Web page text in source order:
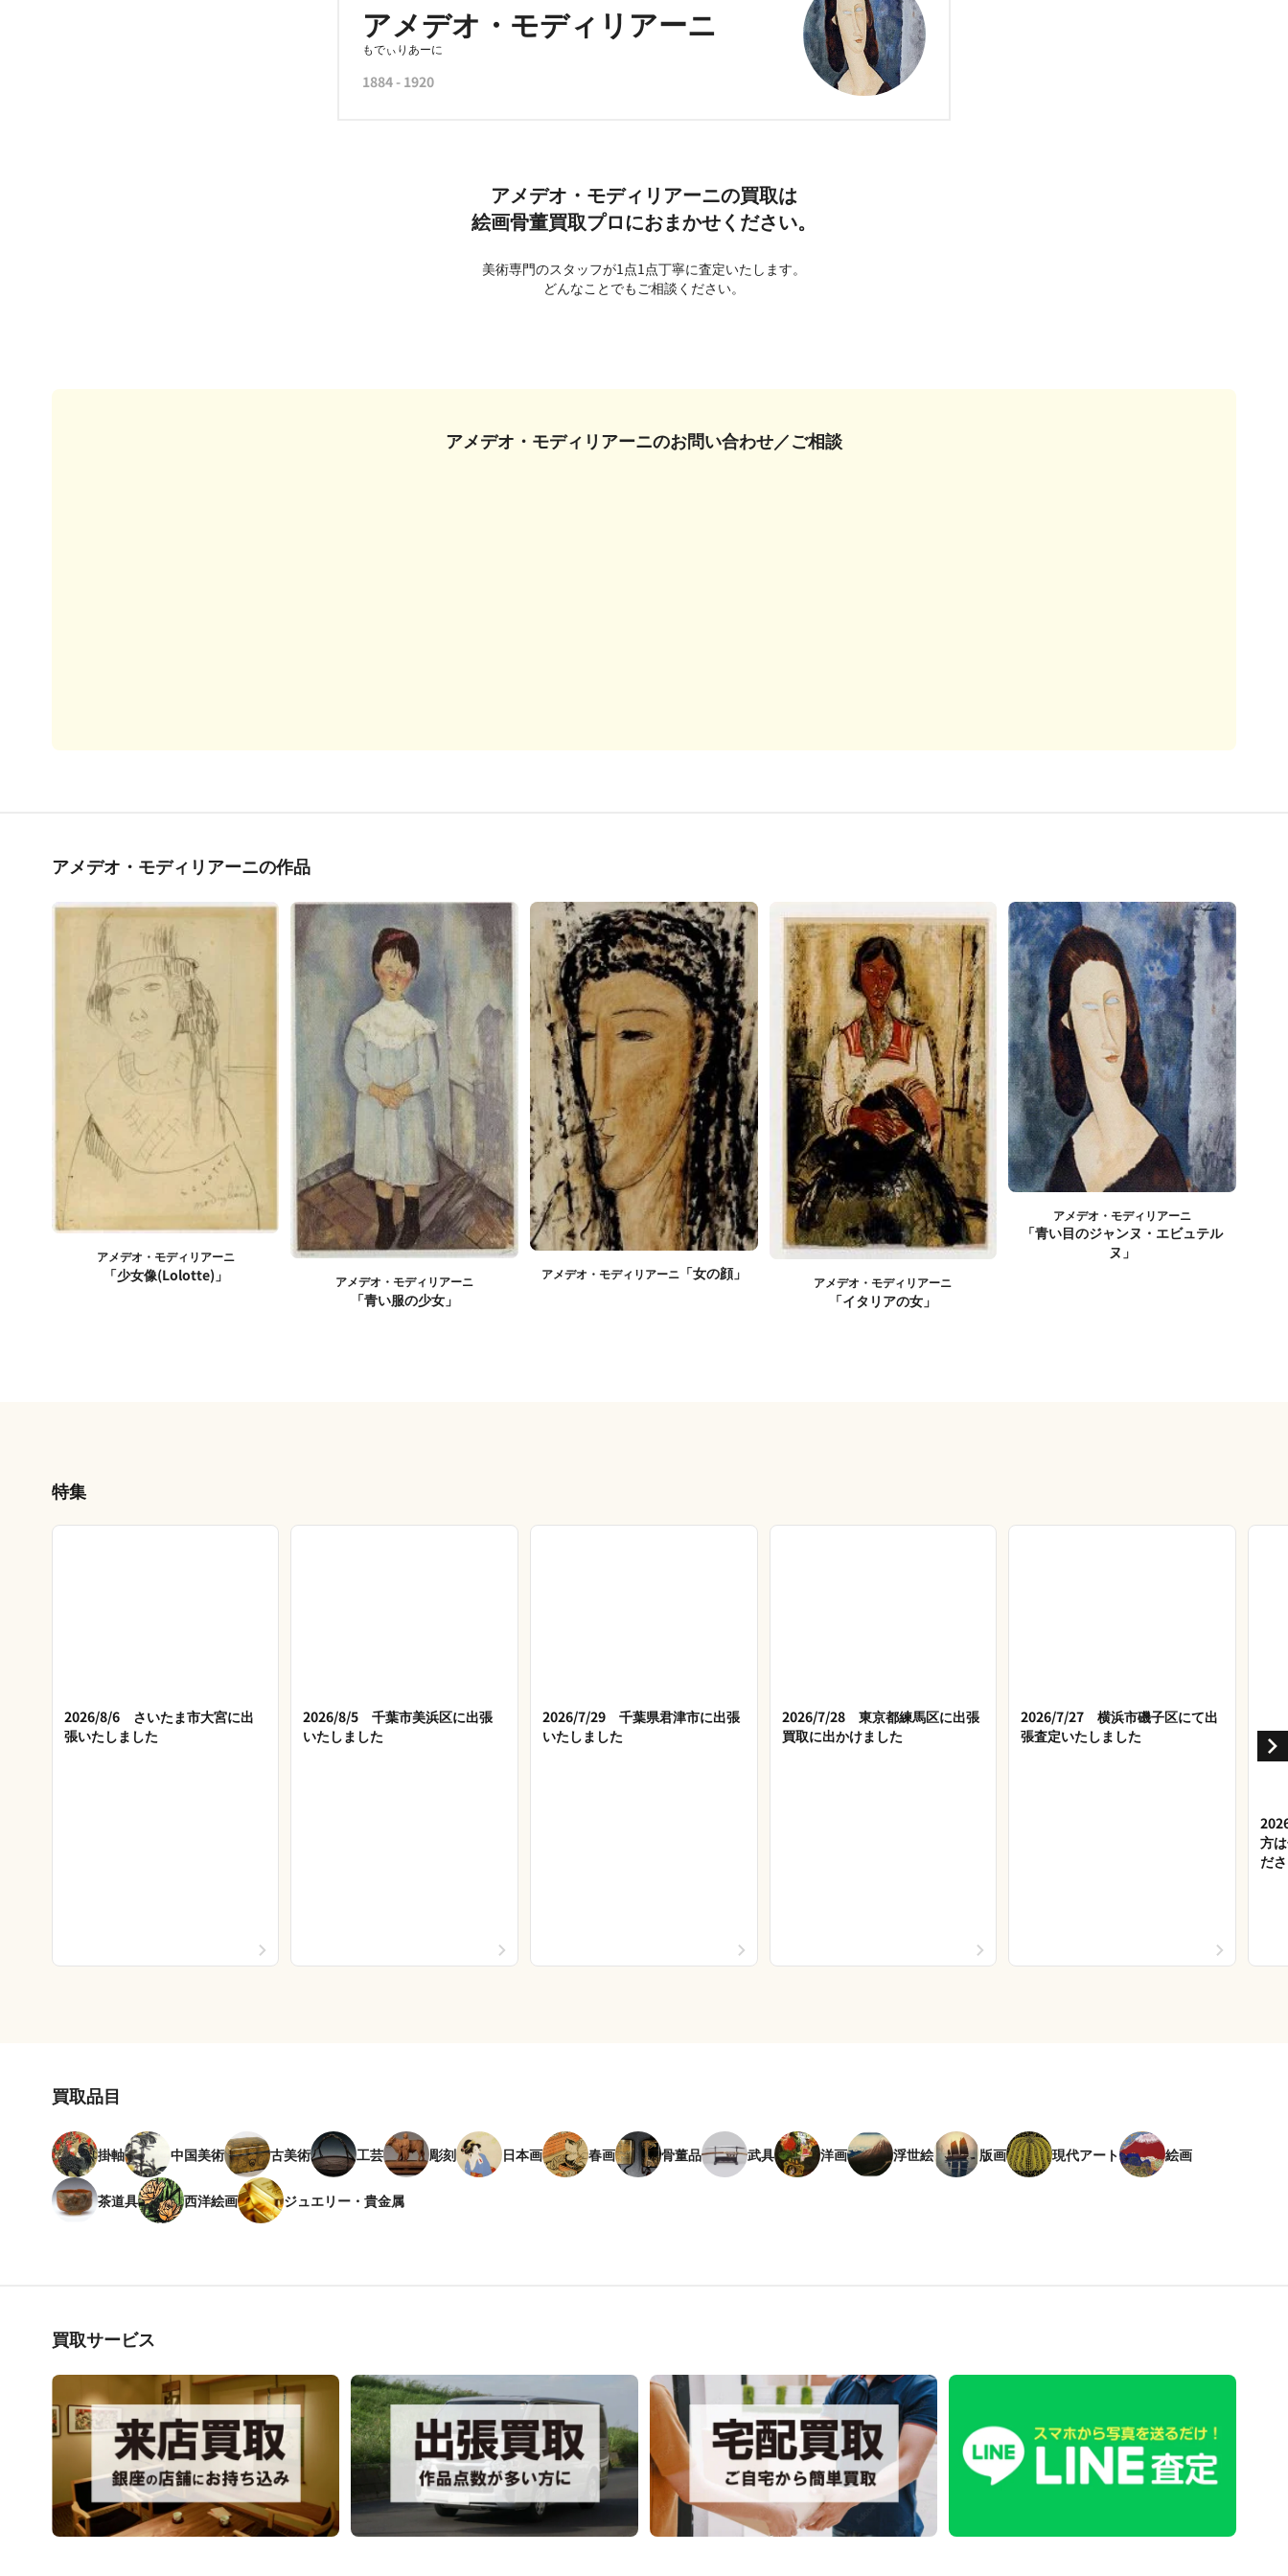
アメデオ・モディリアーニ
もでぃりあーに
1884 - 1920
アメデオ・モディリアーニの買取は
絵画骨董買取プロにおまかせください。
美術専門のスタッフが1点1点丁寧に査定いたします。
どんなことでもご相談ください。
アメデオ・モディリアーニのお問い合わせ／ご相談
アメデオ・モディリアーニの作品
アメデオ・モディリアーニ
「少女像(Lolotte)」 アメデオ・モディリアーニ
「青い服の少女」
アメデオ・モディリアーニ「女の顔」 アメデオ・モディリアーニ
「イタリアの女」
アメデオ・モディリアーニ
「青い目のジャンヌ・エビュテル
ヌ」
特集
2026/8/6 さいたま市大宮に出
張いたしました
2026/8/5 千葉市美浜区に出張
いたしました
2026/7/29 千葉県君津市に出張
いたしました
2026/7/28 東京都練馬区に出張
買取に出かけました
2026/7/27 横浜市磯子区にて出
張査定いたしました
方
だ
買取品目
掛軸 中国美術 古美術 工芸 彫刻 日本画 春画 骨董品 武具 洋画 浮世絵 版画 現代アート 絵画
茶道具 西洋絵画 ジュエリー・貴金属
買取サービス